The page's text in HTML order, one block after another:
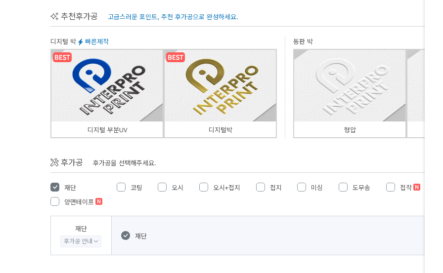
추천후가공 고급스러운 포인트, 추천 후가공으로 완성하세요.
디지털 박 빠른제작
디지털 부분UV 디지털박
동판 박
형압
후가공 후가공을 선택해주세요.
재단 코팅 오시 오시+접지 접지 미싱 도무송
접착
양면테이프
재단
후가공 안내
재단